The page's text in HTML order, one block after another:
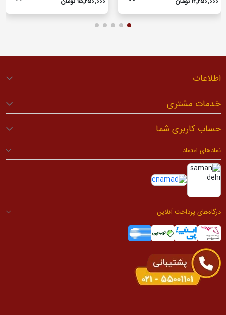
اطلاعات
خدمات مشتری
حساب کاربری شما
نمادهای اعتماد
درگاه‌های پرداخت آنلاین